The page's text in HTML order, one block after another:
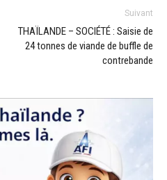
Suivant
THAÏLANDE – SOCIÉTÉ : Saisie de
24 tonnes de viande de buffle de
contrebande